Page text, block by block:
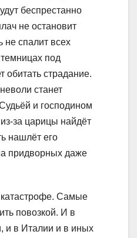
беспрестанно
не остановит
не спалит всех
под
обитать страдание.
станет
и господином
за царицы найдёт
нашлёт его
придворных даже
Самые
повозкой. И в
и в Италии и в иных